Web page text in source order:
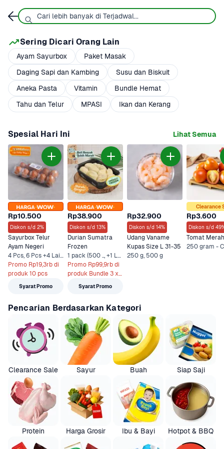
Sering Dicari Orang Lain
Ayam Sayurbox
Paket Masak
Daging Sapi dan Kambing
Susu dan Biskuit
Aneka Pasta
Vitamin
Bundle Hemat
Tahu dan Telur
MPASI Ikan dan Kerang
Spesial Hari Ini Lihat Semua
Rp10.500
Diskon s/d 2%
Sayurbox Telur
Ayam Negeri
4 Pcs, 6 Pcs +4 Lainnya
Promo Rp19,3rb di
produk 10 pcs
Syarat Promo
Rp38.900
Diskon s/d 13%
Durian Sumatra
Frozen
1 pack (500 .., +1 Lainnya
Promo Rp99,9rb di
produk Bundle 3 x
500 grSyarat Promo
Rp32.900
Diskon s/d 14%
Udang Vaname
Kupas Size L 31-35
250 g, 500 g
Clearance
Rp3.600
Diskon s/d
Tomat Merah
Pencarian Berdasarkan Kategori
Clearance Sale Sayur Buah Siap Saji
Protein Harga Grosir Ibu & Bayi Hotpot & BBQ